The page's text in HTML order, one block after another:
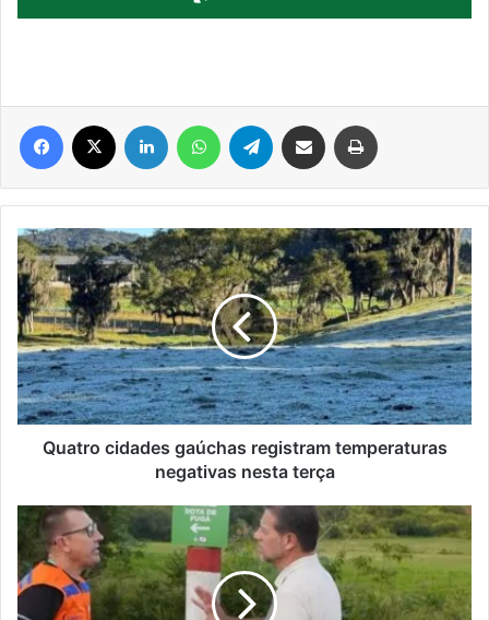
Facebook Linkedin WhatsAppTelegram Compartilhar via e-mail
Quatro
cidades
gaúchas
registram
temperaturas
negativas
nesta
terça
Quatro cidades gaúchas registram temperaturas
negativas nesta terça
Encantado
instala
placas
com